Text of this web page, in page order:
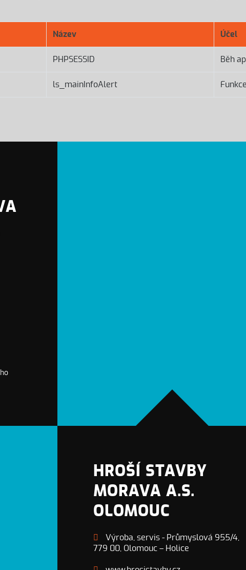
Název Účel
PHPSESSID Běh
ls_mainInfoAlert
HROŠÍ STAVBY
MORAVA A.S.
OLOMOUC
Výroba, servis - Průmyslová 955/4,
779 00, Olomouc – Holice